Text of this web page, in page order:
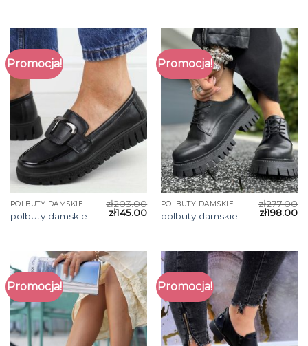
Promocja!
POLBUTY DAMSKIE
polbuty damskie
zł203.00
zł145.00
Promocja!
POLBUTY DAMSKIE
polbuty damskie
zł277.00
zł198.00
Promocja! Promocja!